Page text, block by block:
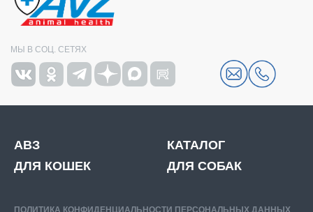
МЫ В СОЦ. СЕТЯХ
АВЗ
КАТАЛОГ
ДЛЯ КОШЕК
ДЛЯ СОБАК